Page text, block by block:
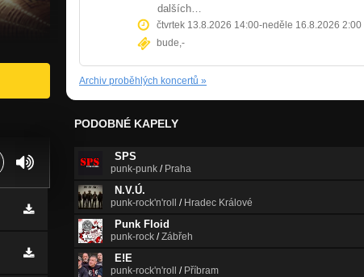
dalších…
čtvrtek 13.8.2026 14:00-neděle 16.8.2026 2:00
bude,-
Archiv proběhlých koncertů »
PODOBNÉ KAPELY
SPS
punk-punk / Praha
N.V.Ú.
punk-rock'n'roll / Hradec Králové
Punk Floid
punk-rock /Zábřeh
E!E
punk-rock'n'roll / Příbram